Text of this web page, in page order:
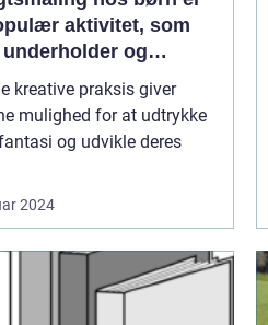
aktivitet, som
underholder og
de små
kreative praksis giver
mulighed for at udtrykke
og udvikle deres
2024